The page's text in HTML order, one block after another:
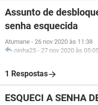
Assunto de
senha esquecida
Atumane - 26 nov 2020 às 11:38
ninha25 - 27 nov 2020 às
1 Respostas
ESQUECI A SENHA